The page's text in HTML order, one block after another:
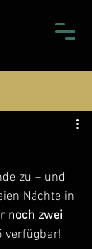
zu – und
Nächte in
noch zwei
verfügbar!